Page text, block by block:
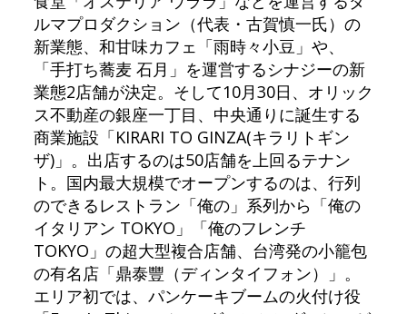
ルマプロダクション（代表・古賀慎一氏）の
新業態、和甘味カフェ「雨時々小豆」や、
「手打ち蕎麦 石月」を運営するシナジーの新
業態2店舗が決定。そして10月30日、オリック
ス不動産の銀座一丁目、中央通りに誕生する
商業施設「KIRARI TO GINZA(キラリトギン
ザ)」。出店するのは50店舗を上回るテナン
ト。国内最大規模でオープンするのは、行列
のできるレストラン「俺の」系列から「俺の
イタリアン TOKYO」「俺のフレンチ
TOKYO」の超大型複合店舗、台湾発の小籠包
の有名店「鼎泰豐（ディンタイフォン）」。
エリア初では、パンケーキブームの火付け役